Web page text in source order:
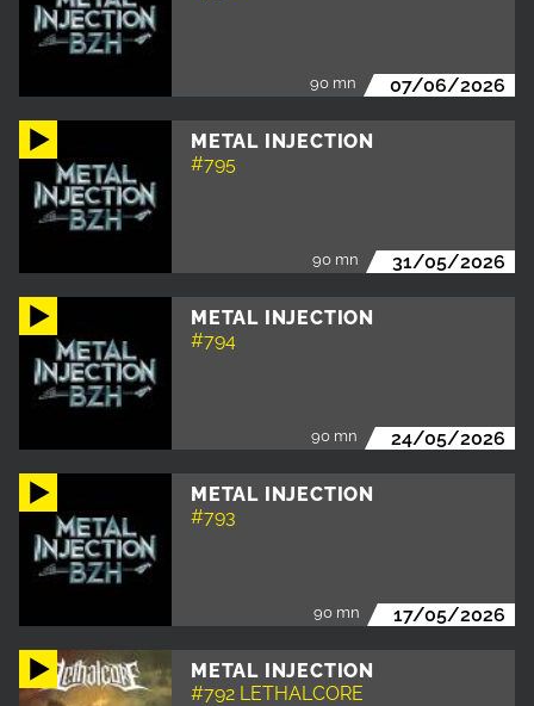
90 mn 07/06/2026
METAL INJECTION
#795
90 mn 31/05/2026
METAL INJECTION
#794
90 mn 24/05/2026
METAL INJECTION
#793
90 mn 17/05/2026
METAL INJECTION
#792 LETHALCORE